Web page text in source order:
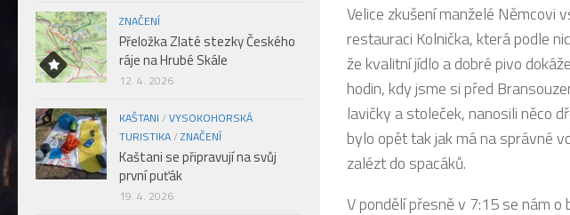
Velice zkušení manželé Němcovi
restauraci Kolnička, která podle
že kvalitní jídlo a dobré pivo
hodin, kdy jsme si před
lavičky a stoleček, nanosili něco
bylo opět tak jak má na správné
zalézt do spacáků.
V pondělí přesně v 7:15 se nám
ZNAČENÍ
Přeložka Zlaté stezky Českého
ráje na Hrubé Skále
12. 4. 2026
KAŠTANI /VYSOKOHORSKÁ
TURISTIKA/ZNAČENÍ
Kaštani se připravují na svůj
první puťák
19. 4. 2026